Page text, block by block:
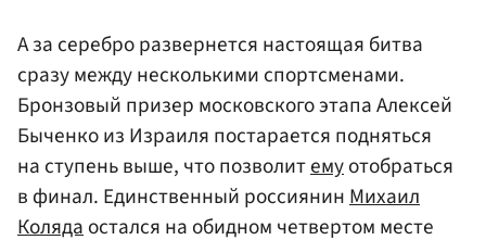
А за серебро развернется настоящая битва
сразу между несколькими спортсменами.
Бронзовый призер московского этапа Алексей
Быченко из Израиля постарается подняться
на ступень выше, что позволитемуотобраться
в финал. Единственный россиянин Михаил
Коляда остался на обидном четвертом месте